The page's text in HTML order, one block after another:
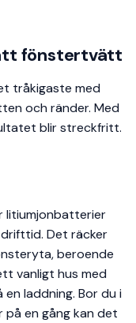
fönstertvätt
tråkigaste med
och ränder. Med
blir streckfritt.
litiumjonbatterier
Det räcker
beroende
vanligt hus med
laddning. Bor du i
en gång kan det